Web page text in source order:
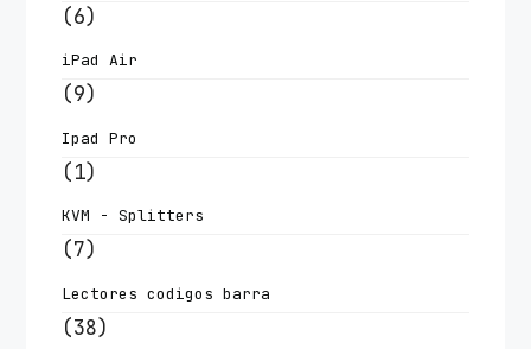
(6)
iPad Air
(9)
Ipad Pro
(1)
KVM - Splitters
(7)
Lectores codigos barra
(38)